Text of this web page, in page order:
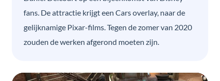
fans. De attractie krijgt een Cars overlay, naar de
gelijknamige Pixar-films. Tegen de zomer van 2020
zouden de werken afgerond moeten zijn.